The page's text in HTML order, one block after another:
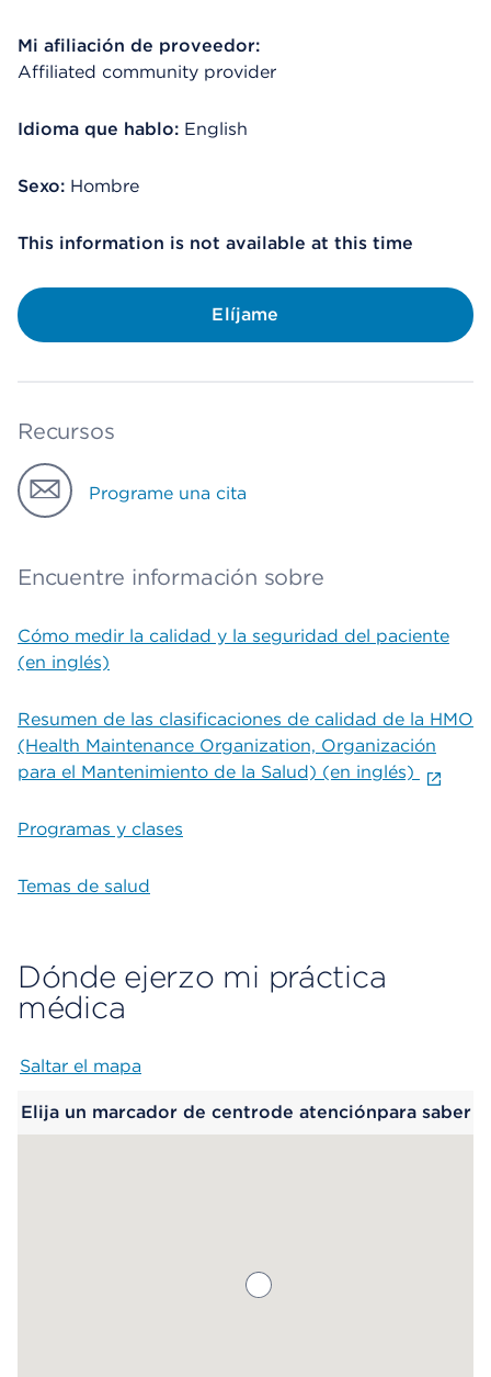
Mi afiliación de proveedor:
Affiliated community provider
Idioma que hablo: English
Sexo: Hombre
This information is not available at this time
Elíjame
Recursos
Programe una cita
Encuentre información sobre
Cómo medir la calidad y la seguridad del paciente
(en inglés)
Resumen de las clasificaciones de calidad de la HMO
(Health Maintenance Organization, Organización
para el Mantenimiento de la Salud) (en inglés)
Programas y clases
Temas de salud
Dónde ejerzo mi práctica
médica
Saltar el mapa
Elija un marcador de centrode atenciónpara saber